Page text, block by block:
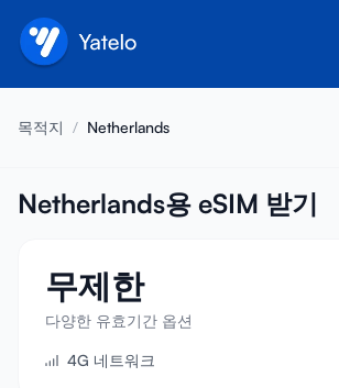
소개
친구 추천
제휴사 되기
고객센터
목적지 / Netherlands
Netherlands용 eSIM 받기
무제한
다양한 유효기간 옵션
4G 네트워크